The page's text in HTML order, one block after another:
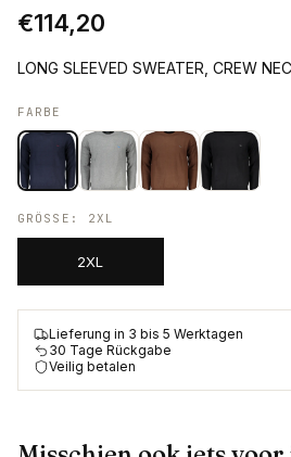
€114,20
LONG SLEEVED SWEATER, CREW
FARBE
GRÖSSE : 2XL
2XL
Lieferung in 3 bis 5 Werktagen
30 Tage Rückgabe
Veilig betalen